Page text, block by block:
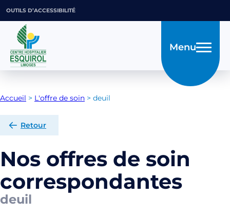
OUTILS D’ACCESSIBILITÉ
Menu
Accueil > L'offre de soin > deuil
Retour
Nos offres de soin
correspondantes
deuil